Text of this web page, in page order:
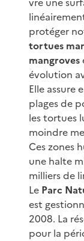
protéger
tortues
mangroves
évolution
Elle
plages de
les tortues
moindre
Ces zones
une halte
milliers de
Le Parc
est
2008. La
pour la